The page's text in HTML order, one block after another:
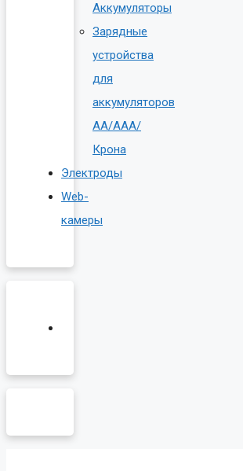
Аккумуляторы
Зарядные
устройства
для
аккумуляторов
AA/AAA/
Крона
Электроды
Web-
камеры